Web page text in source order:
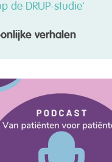
de DRUP-studie'
verhalen